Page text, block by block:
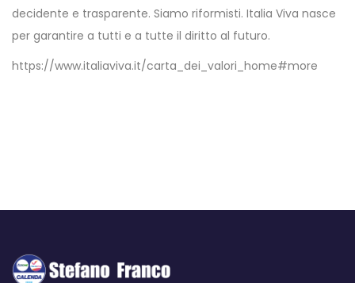
decidente e trasparente. Siamo riformisti. Italia Viva nasce
per garantire a tutti e a tutte il diritto al futuro.
https://www.italiaviva.it/carta_dei_valori_home#more